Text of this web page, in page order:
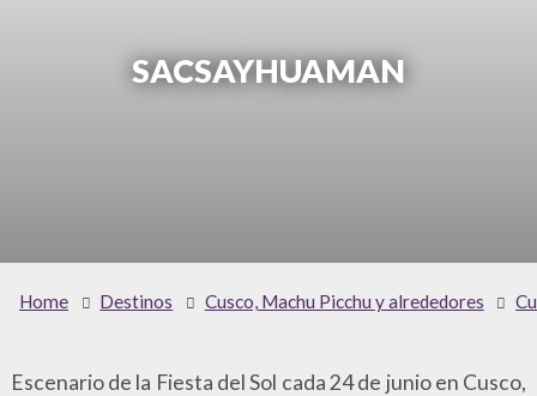
SACSAYHUAMAN
Home Destinos Cusco, Machu Picchu y alrededores
Escenario de la Fiesta del Sol cada 24 de junio en Cusco,